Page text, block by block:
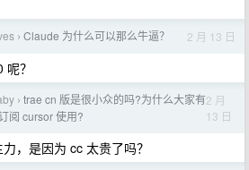
› Claude 为什么可以那么牛逼？ 2 月 13 日
？
› trae cn 版是很小众的吗?为什么大家有
阅 cursor 使用?
2 月
13 日
，是因为 cc 太贵了吗？